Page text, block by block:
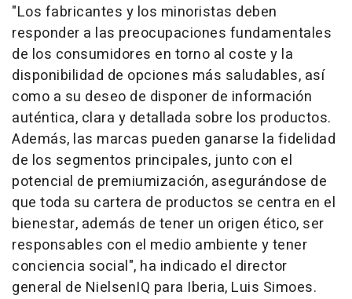
"Los fabricantes y los minoristas deben
responder a las preocupaciones fundamentales
de los consumidores en torno al coste y la
disponibilidad de opciones más saludables, así
como a su deseo de disponer de información
auténtica, clara y detallada sobre los productos.
Además, las marcas pueden ganarse la fidelidad
de los segmentos principales, junto con el
potencial de premiumización, asegurándose de
que toda su cartera de productos se centra en el
bienestar, además de tener un origen ético, ser
responsables con el medio ambiente y tener
conciencia social", ha indicado el director
general de NielsenIQ para Iberia, Luis Simoes.